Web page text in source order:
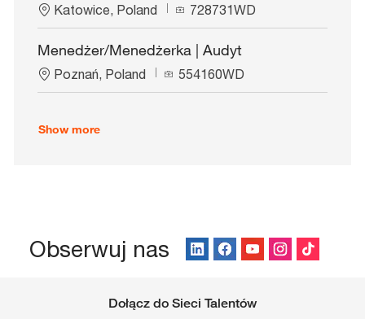
o
L
o
c
a
t
i
n
Katowice, Poland
J
o
b
I
d
728731WD
Menedżer/Menedżerka | Audyt
L
o
a
t
Poznań, Poland
J
o
554160WD
Show more
Obserwuj nas
Dołącz do Sieci Talentów